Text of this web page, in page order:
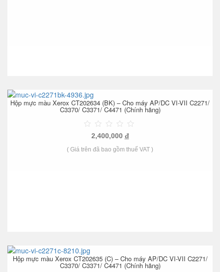
Hộp mực màu Xerox CT202634 (BK) – Cho máy AP/DC VI-VII C2271/
C3370/ C3371/ C4471 (Chính hãng)
2,400,000 đ
( Giá trên đã bao gồm thuế VAT )
Hộp mực màu Xerox CT202635 (C) – Cho máy AP/DC VI-VII C2271/
C3370/ C3371/ C4471 (Chính hãng)